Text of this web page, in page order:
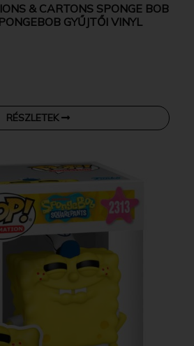
& CARTONS SPONGE BOB
GYŰJTŐI VINYL
RÉSZLETEK